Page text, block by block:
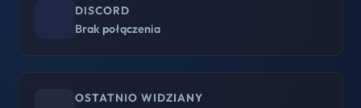
DISCORD
Brak połączenia
OSTATNIO WIDZIANY